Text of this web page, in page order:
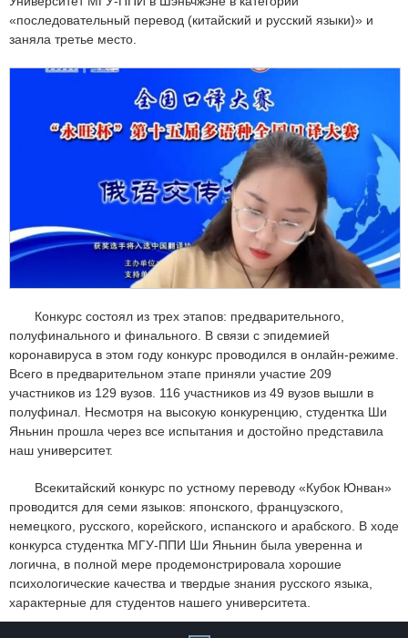
«последовательный перевод (китайский и русский языки)» и
заняла третье место.
Конкурс состоял из трех этапов: предварительного,
полуфинального и финального. В связи с эпидемией
коронавируса в этом году конкурс проводился в онлайн-режиме.
Всего в предварительном этапе приняли участие 209
участников из 129 вузов. 116 участников из 49 вузов вышли в
полуфинал. Несмотря на высокую конкуренцию, студентка Ши
Яньнин прошла через все испытания и достойно представила
наш университет.
Всекитайский конкурс по устному переводу «Кубок Юнван»
проводится для семи языков: японского, французского,
немецкого, русского, корейского, испанского и арабского. В ходе
конкурса студентка МГУ-ППИ Ши Яньнин была уверенна и
логична, в полной мере продемонстрировала хорошие
психологические качества и твердые знания русского языка,
характерные для студентов нашего университета.